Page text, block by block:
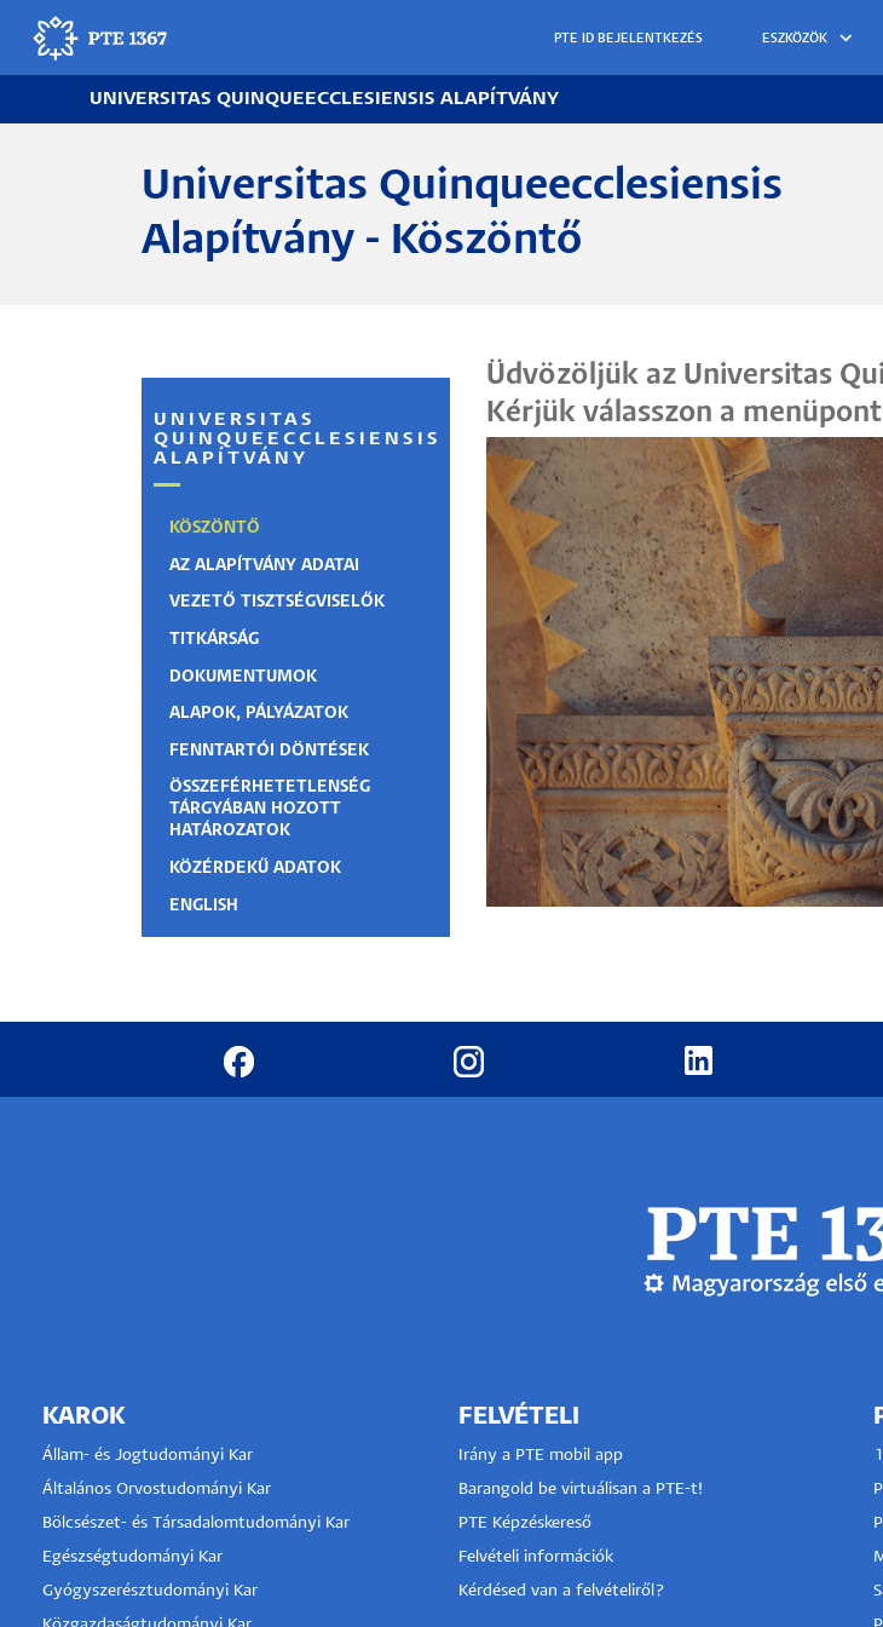
tartalomra
ESZKÖZÖK
Oktatás
Kutatás
Adminisztráció
Munkatársak
Felvételizők
UNIVERSITAS QUINQUEECCLESIENSIS ALAPÍTVÁNY
Universitas Quinqueecclesiensis
Alapítvány - Köszöntő
UNIVERSITAS
QUINQUEECCLESIENSIS
ALAPÍTVÁNY
KÖSZÖNTŐ
AZ ALAPÍTVÁNY ADATAI
VEZETŐ TISZTSÉGVISELŐK
TITKÁRSÁG
DOKUMENTUMOK
ALAPOK, PÁLYÁZATOK
FENNTARTÓI DÖNTÉSEK
ÖSSZEFÉRHETETLENSÉG
TÁRGYÁBAN HOZOTT
HATÁROZATOK
KÖZÉRDEKŰ ADATOK
ENGLISH
Üdvözöljük az Universitas
Kérjük válasszon a
KAROK
Állam- és Jogtudományi Kar
Általános Orvostudományi Kar
Bölcsészet- és Társadalomtudományi Kar
Egészségtudományi Kar
Gyógyszerésztudományi Kar
FELVÉTELI
Irány a PTE mobil app
Barangold be virtuálisan a PTE-t!
PTE Képzéskereső
Felvételi információk
Kérdésed van a felvételiről?